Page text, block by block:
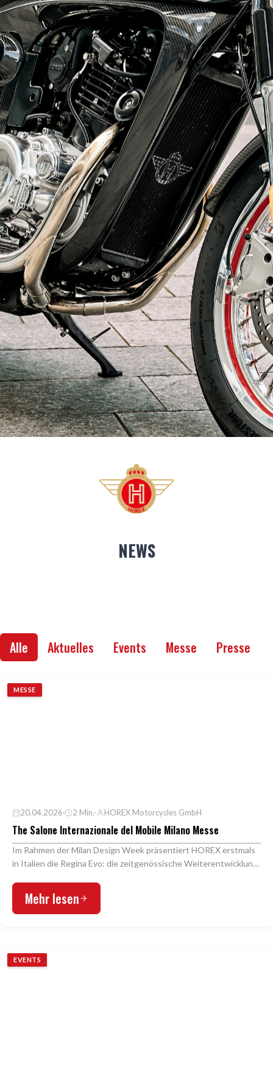
NEWS
Alle Aktuelles Events Messe Presse
MESSE
20.04.2026 2 Min. HOREX Motorcycles GmbH
The Salone Internazionale del Mobile Milano Messe
Im Rahmen der Milan Design Week präsentiert HOREX erstmals
in Italien die Regina Evo: die zeitgenössische Weiterentwicklung
Mehr lesen
EVENTS